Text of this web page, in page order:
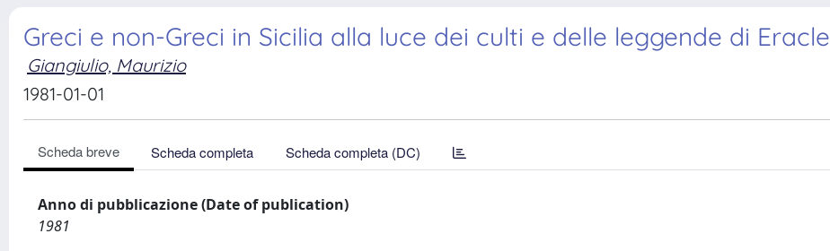
Greci e non-Greci in Sicilia alla luce dei culti e delle leggende di Eracle
Giangiulio, Maurizio
1981-01-01
Scheda breve Scheda completa Scheda completa (DC)
Anno di pubblicazione (Date of publication)
1981